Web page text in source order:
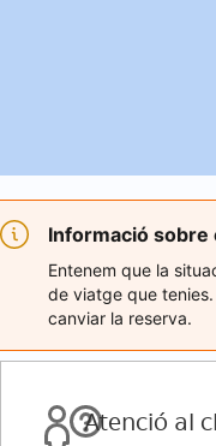
Informació
Entenem que la
de viatge que
canviar la reserva.
Atenció al